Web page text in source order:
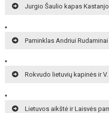
Jurgio Šaulio kapas
Paminklas Andriui
Rokvudo lietuvių kapinės ir
Lietuvos aikštė ir Laisvės